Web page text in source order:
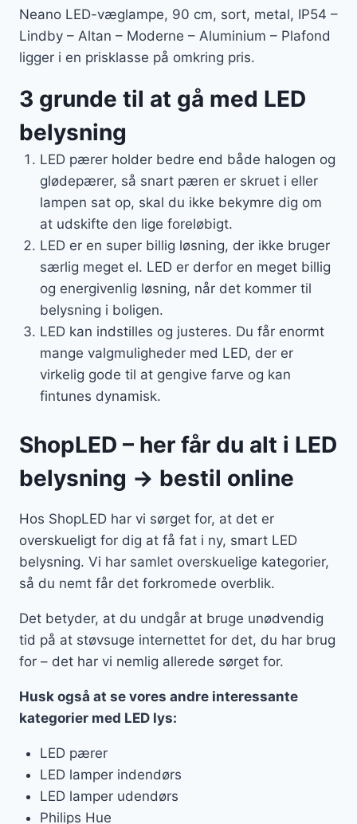
Neano LED-væglampe, 90 cm, sort, metal, IP54 –
Lindby – Altan – Moderne – Aluminium – Plafond
ligger i en prisklasse på omkring pris.
3 grunde til at gå med LED
belysning
LED pærer holder bedre end både halogen og
glødepærer, så snart pæren er skruet i eller
lampen sat op, skal du ikke bekymre dig om
at udskifte den lige foreløbigt.
LED er en super billig løsning, der ikke bruger
særlig meget el. LED er derfor en meget billig
og energivenlig løsning, når det kommer til
belysning i boligen.
LED kan indstilles og justeres. Du får enormt
mange valgmuligheder med LED, der er
virkelig gode til at gengive farve og kan
fintunes dynamisk.
ShopLED – her får du alt i LED
belysning → bestil online
Hos ShopLED har vi sørget for, at det er
overskueligt for dig at få fat i ny, smart LED
belysning. Vi har samlet overskuelige kategorier,
så du nemt får det forkromede overblik.
Det betyder, at du undgår at bruge unødvendig
tid på at støvsuge internettet for det, du har brug
for – det har vi nemlig allerede sørget for.
Husk også at se vores andre interessante
kategorier med LED lys:
LED pærer
LED lamper indendørs
LED lamper udendørs
Philips Hue